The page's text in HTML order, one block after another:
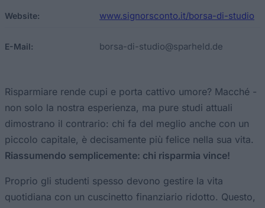
Website: www.signorsconto.it/borsa-di-studio
E-Mail: borsa-di-studio@sparheld.de
Risparmiare rende cupi e porta cattivo umore? Macché -
non solo la nostra esperienza, ma pure studi attuali
dimostrano il contrario: chi fa del meglio anche con un
piccolo capitale, è decisamente più felice nella sua vita.
Riassumendo semplicemente: chi risparmia vince!
Proprio gli studenti spesso devono gestire la vita
quotidiana con un cuscinetto finanziario ridotto. Questo,